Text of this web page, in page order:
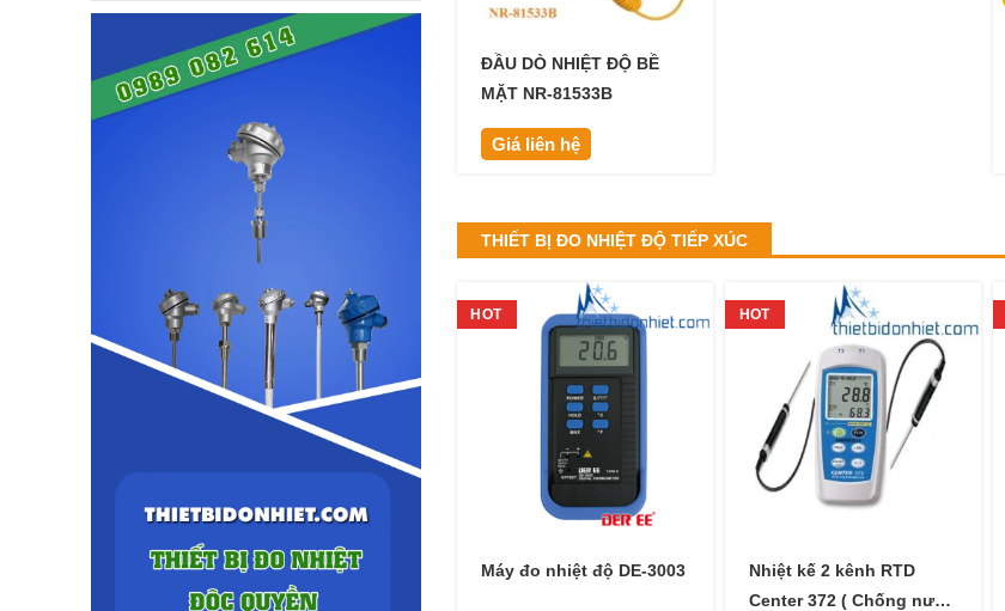
ĐẦU DÒ NHIỆT ĐỘ BỀ
MẶT NR-81533B
Giá liên hệ
THIẾT BỊ ĐO NHIỆT ĐỘ TIẾP XÚC
HOT
Máy đo nhiệt độ DE-3003
HOT
Nhiệt kế 2 kênh RTD
Center 372 ( Chống nước